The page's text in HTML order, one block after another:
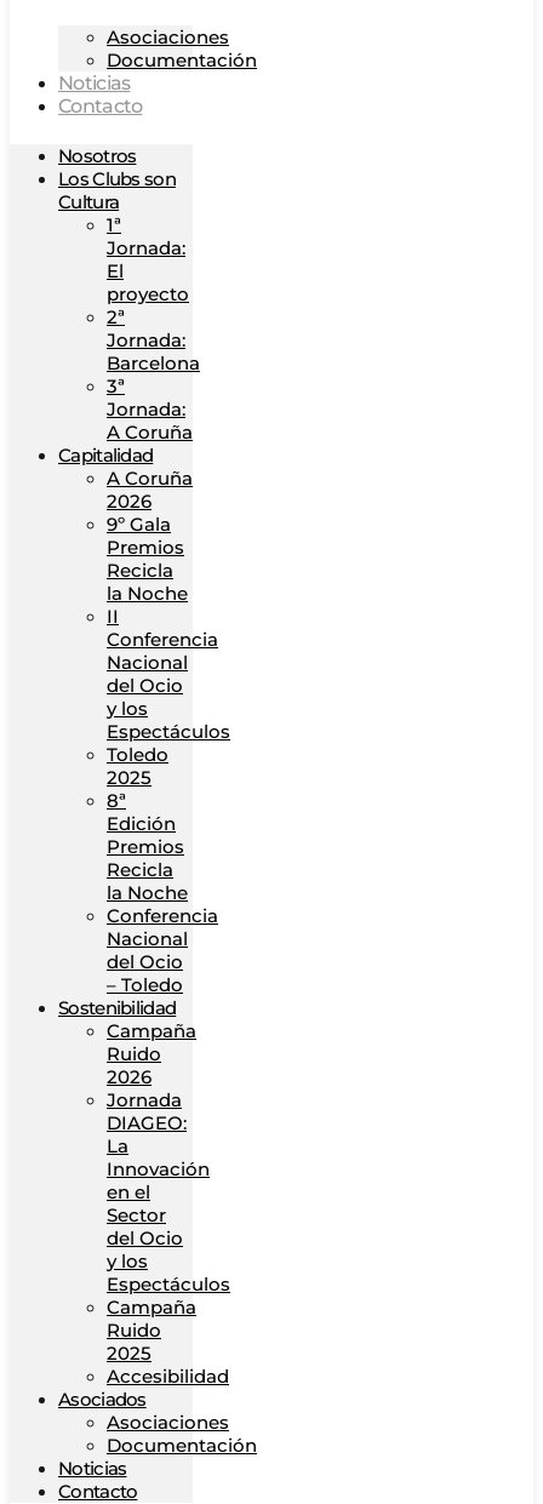
Asociaciones
Documentación
Noticias
Contacto
Nosotros
Los Clubs son
Cultura
1ª
Jornada:
El
proyecto
2ª
Jornada:
Barcelona
3ª
Jornada:
A Coruña
Capitalidad
A Coruña
2026
9º Gala
Premios
Recicla
la Noche
II
Conferencia
Nacional
del Ocio
y los
Espectáculos
Toledo
2025
8ª
Edición
Premios
Recicla
la Noche
Conferencia
Nacional
del Ocio
– Toledo
Sostenibilidad
Campaña
Ruido
2026
Jornada
DIAGEO:
La
Innovación
en el
Sector
del Ocio
y los
Espectáculos
Campaña
Ruido
2025
Accesibilidad
Asociados
Asociaciones
Documentación
Noticias
Contacto